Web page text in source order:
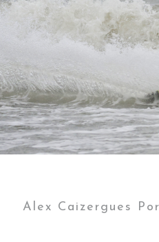
Alex Caizergues